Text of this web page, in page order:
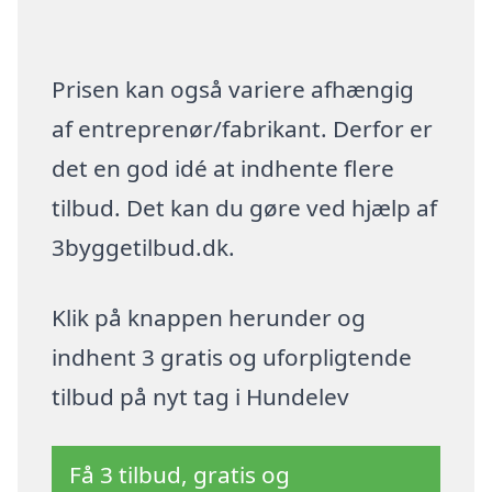
Prisen kan også variere afhængig
af entreprenør/fabrikant. Derfor er
det en god idé at indhente flere
tilbud. Det kan du gøre ved hjælp af
3byggetilbud.dk.
Klik på knappen herunder og
indhent 3 gratis og uforpligtende
tilbud på nyt tag i Hundelev
Få 3 tilbud, gratis og